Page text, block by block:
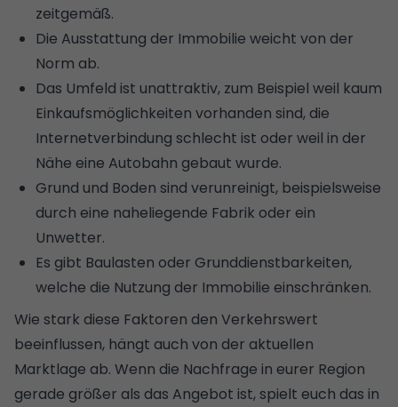
zeitgemäß.
Die Ausstattung der Immobilie weicht von der
Norm ab.
Das Umfeld ist unattraktiv, zum Beispiel weil kaum
Einkaufsmöglichkeiten vorhanden sind, die
Internetverbindung schlecht ist oder weil in der
Nähe eine Autobahn gebaut wurde.
Grund und Boden sind verunreinigt, beispielsweise
durch eine naheliegende Fabrik oder ein
Unwetter.
Es gibt Baulasten oder Grunddienstbarkeiten,
welche die Nutzung der Immobilie einschränken.
Wie stark diese Faktoren den Verkehrswert
beeinflussen, hängt auch von der aktuellen
Marktlage ab. Wenn die Nachfrage in eurer Region
gerade größer als das Angebot ist, spielt euch das in